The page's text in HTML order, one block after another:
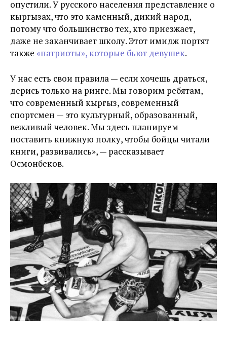
опустили. У русского населения представление о
кыргызах, что это каменный, дикий народ,
потому что большинство тех, кто приезжает,
даже не заканчивает школу. Этот имидж портят
также «патриоты», которые бьют девушек.
У нас есть свои правила — если хочешь драться,
дерись только на ринге. Мы говорим ребятам,
что современный кыргыз, современный
спортсмен — это культурный, образованный,
вежливый человек. Мы здесь планируем
поставить книжную полку, чтобы бойцы читали
книги, развивались», — рассказывает
Осмонбеков.